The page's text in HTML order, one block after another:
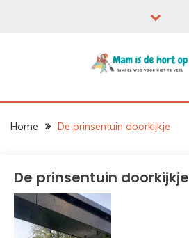
Home De prinsentuin doorkijkje
De prinsentuin doorkijkje